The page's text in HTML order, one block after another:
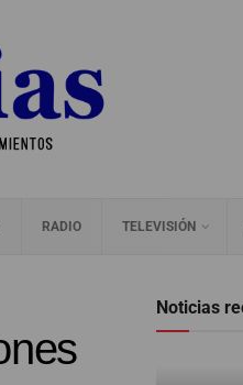
RADIO TELEVISIÓN
Noticias